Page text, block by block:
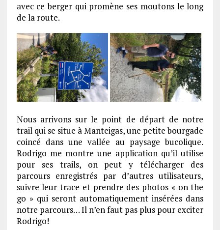
avec ce berger qui promène ses moutons le long
de la route.
Nous arrivons sur le point de départ de notre
trail qui se situe à Manteigas, une petite bourgade
coincé dans une vallée au paysage bucolique.
Rodrigo me montre une application qu’il utilise
pour ses trails, on peut y télécharger des
parcours enregistrés par d’autres utilisateurs,
suivre leur trace et prendre des photos « on the
go » qui seront automatiquement insérées dans
notre parcours… Il n’en faut pas plus pour exciter
Rodrigo!